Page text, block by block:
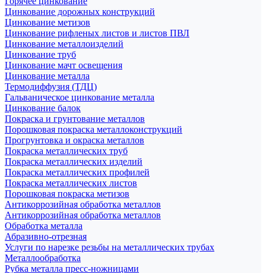
Цинкование дорожных конструкций
Цинкование метизов
Цинкование рифленых листов и листов ПВЛ
Цинкование металлоизделий
Цинкование труб
Цинкование мачт освещения
Цинкование металла
Термодиффузия (ТДЦ)
Гальваническое цинкование металла
Цинкование балок
Покраска и грунтование металлов
Порошковая покраска металлоконструкций
Прогрунтовка и окраска металлов
Покраска металлических труб
Покраска металлических изделий
Покраска металлических профилей
Покраска металлических листов
Порошковая покраска метизов
Антикоррозийная обработка металлов
Антикоррозийная обработка металлов
Обработка металла
Абразивно-отрезная
Услуги по нарезке резьбы на металлических трубах
Металлообработка
Рубка металла пресс-ножницами